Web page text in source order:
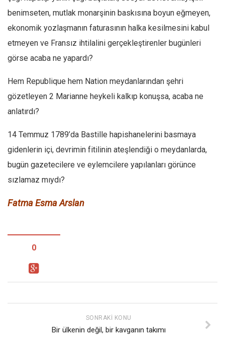
benimseten, mutlak monarşinin baskısına boyun eğmeyen,
ekonomik yozlaşmanın faturasının halka kesilmesini kabul
etmeyen ve Fransız ihtilalini gerçekleştirenler bugünleri
görse acaba ne yapardı?
Hem Republique hem Nation meydanlarından şehri
gözetleyen 2 Marianne heykeli kalkıp konuşsa, acaba ne
anlatırdı?
14 Temmuz 1789’da Bastille hapishanelerini basmaya
gidenlerin içi, devrimin fitilinin ateşlendiği o meydanlarda,
bugün gazetecilere ve eylemcilere yapılanları görünce
sızlamaz mıydı?
Fatma Esma Arslan
0
SONRAKI KONU
Bir ülkenin değil, bir kavganın takımı